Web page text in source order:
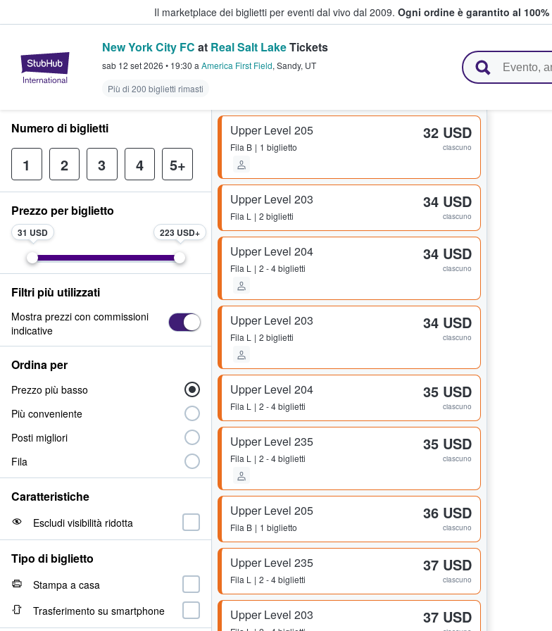
Il marketplace dei biglietti per eventi dal vivo dal 2009. Ogni ordine è garantito al 100%
StubHub - Dove i fan comprano e vendono biglietti
New York City FC at Real Salt LakeTickets
sab 12 set 2026 • 19:30 a America First Field, Sandy, UT
Più di 200 biglietti rimasti
Upper Level 205
Fila B 1 biglietto
32 USD
ciascuno
Upper Level 203
Fila L 2 biglietti
34 USD
ciascuno
Upper Level 204
Fila L 2 - 4 biglietti
34 USD
ciascuno
Upper Level 203
Fila L 2 biglietti
34 USD
ciascuno
Upper Level 204
Fila L 2 - 4 biglietti
35 USD
ciascuno
Upper Level 235
Fila L 2 - 4 biglietti
35 USD
ciascuno
Upper Level 205
Fila B 1 biglietto
36 USD
ciascuno
Upper Level 235
Fila L 2 - 4 biglietti
37 USD
ciascuno
Upper Level 203 37 USD
Numero di biglietti
1 2 3 4 5+
Prezzo per biglietto
31 USD 223 USD
Filtri più utilizzati
Mostra prezzi con commissioni
indicative
Ordina per
Prezzo più basso
Più conveniente
Posti migliori
Fila
Caratteristiche
Escludi visibilità ridotta
Tipo di biglietto
Stampa a casa
Trasferimento su smartphone